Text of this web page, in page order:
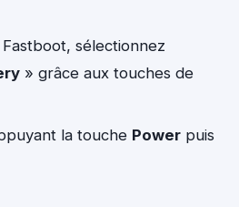
sélectionnez
» grâce aux touches de
la touche Power puis